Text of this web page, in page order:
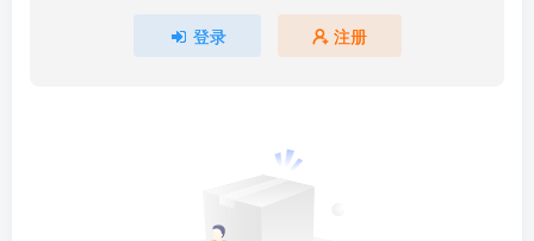
登录 注册